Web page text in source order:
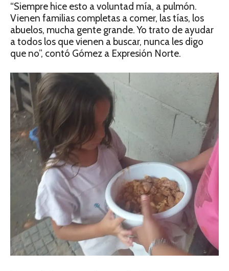
“Siempre hice esto a voluntad mía, a pulmón.
Vienen familias completas a comer, las tías, los
abuelos, mucha gente grande. Yo trato de ayudar
a todos los que vienen a buscar, nunca les digo
que no”, contó Gómez a Expresión Norte.